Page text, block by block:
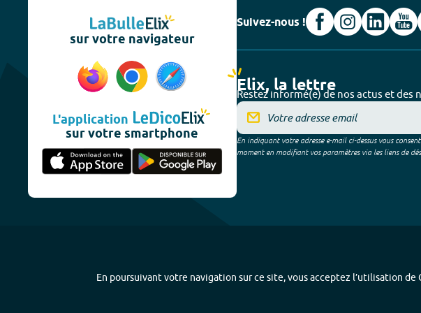
sur votre navigateur
L'application
sur votre smartphone
Suivez-nous !
Elix, la lettre
Restez informé(e) de nos actus et
En indiquant votre adresse e-mail ci-dessus vous
moment en modifiant vos paramètres via les liens de
En poursuivant votre navigation sur ce site, vous acceptez l’utilisation